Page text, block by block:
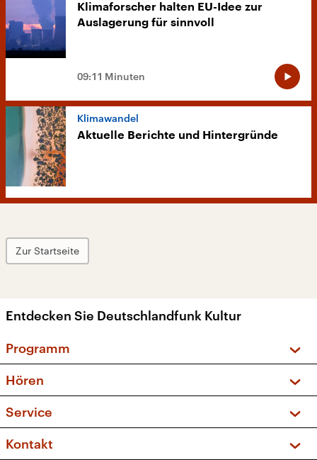
Klimaforscher halten EU-Idee zur
Auslagerung für sinnvoll
09:11 Minuten
Klimawandel
Aktuelle Berichte und Hintergründe
Zur Startseite
Entdecken Sie Deutschlandfunk Kultur
Programm
Sendungen und Podcasts
Musikliste
Kakadu – Das Kinderprogramm
Hören
Frequenzen (UKW + DAB+)
Service
FAQ
Kontakt